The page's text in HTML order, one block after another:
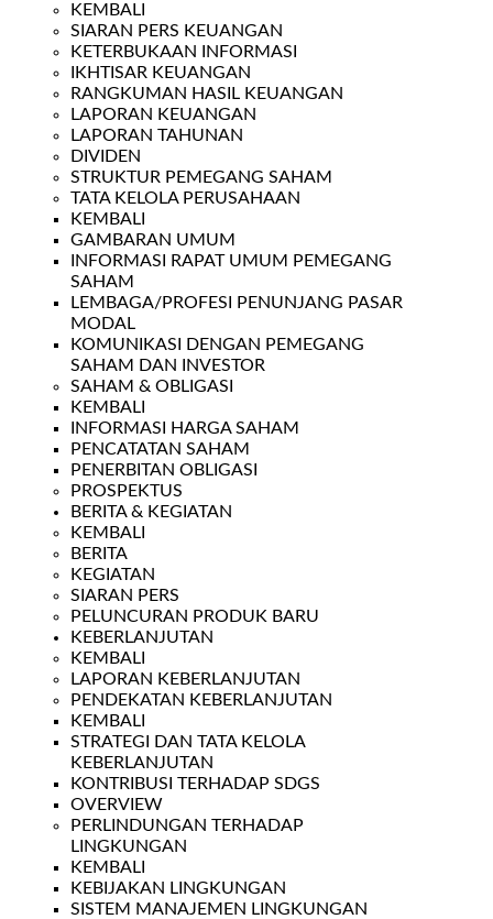
KEMBALI
SIARAN PERS KEUANGAN
KETERBUKAAN INFORMASI
IKHTISAR KEUANGAN
RANGKUMAN HASIL KEUANGAN
LAPORAN KEUANGAN
LAPORAN TAHUNAN
DIVIDEN
STRUKTUR PEMEGANG SAHAM
TATA KELOLA PERUSAHAAN
KEMBALI
GAMBARAN UMUM
INFORMASI RAPAT UMUM PEMEGANG
SAHAM
LEMBAGA/PROFESI PENUNJANG PASAR
MODAL
KOMUNIKASI DENGAN PEMEGANG
SAHAM DAN INVESTOR
SAHAM & OBLIGASI
KEMBALI
INFORMASI HARGA SAHAM
PENCATATAN SAHAM
PENERBITAN OBLIGASI
PROSPEKTUS
BERITA & KEGIATAN
KEMBALI
BERITA
KEGIATAN
SIARAN PERS
PELUNCURAN PRODUK BARU
KEBERLANJUTAN
KEMBALI
LAPORAN KEBERLANJUTAN
PENDEKATAN KEBERLANJUTAN
KEMBALI
STRATEGI DAN TATA KELOLA
KEBERLANJUTAN
KONTRIBUSI TERHADAP SDGS
OVERVIEW
PERLINDUNGAN TERHADAP
LINGKUNGAN
KEMBALI
KEBIJAKAN LINGKUNGAN
SISTEM MANAJEMEN LINGKUNGAN